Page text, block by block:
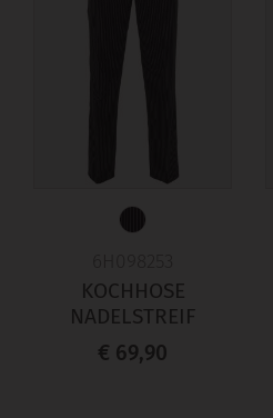
KOCHHOSE
NADELSTREIF
€ 69,90